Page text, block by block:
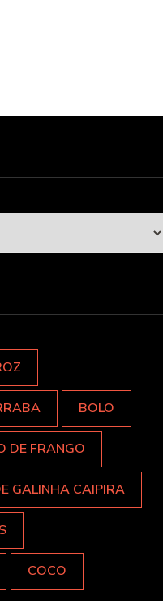
BOLO
DE FRANGO
GALINHA CAIPIRA
COCO